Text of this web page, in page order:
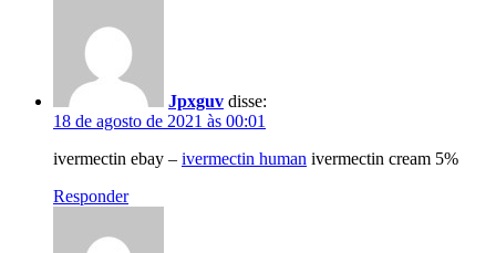
Jpxguv disse:
18 de agosto de 2021 às 00:01
ivermectin ebay – ivermectin human ivermectin cream 5%
Responder